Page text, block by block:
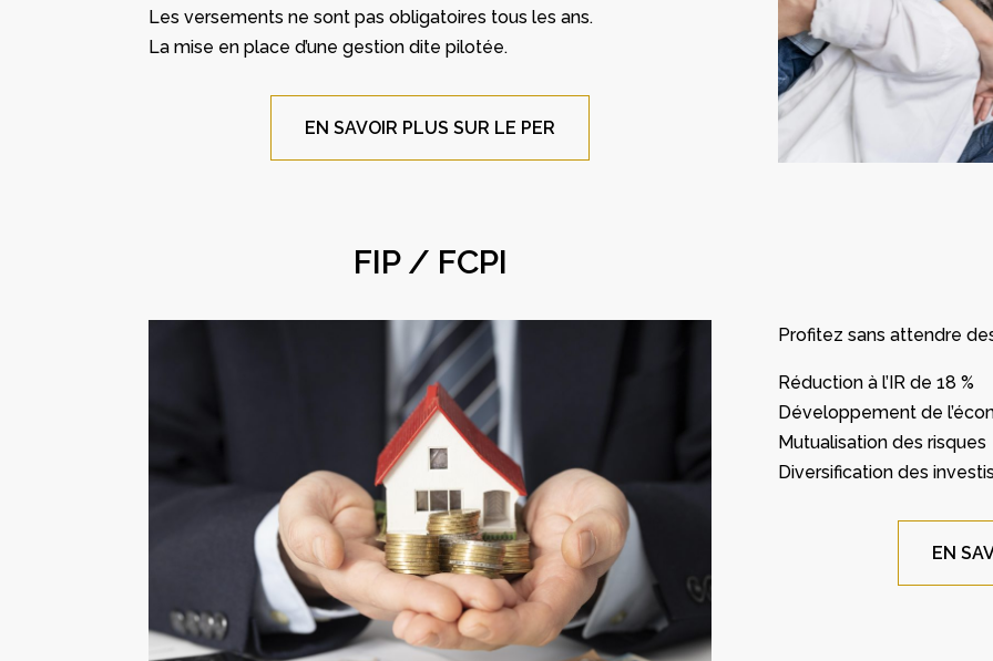
Les versements ne sont pas obligatoires tous les ans.
La mise en place d’une gestion dite pilotée.
EN SAVOIR PLUS SUR LE PER
FIP / FCPI
Profitez sans attendre
Réduction à l’IR de 18 %
Développement de
Mutualisation des risques
Diversification des
EN